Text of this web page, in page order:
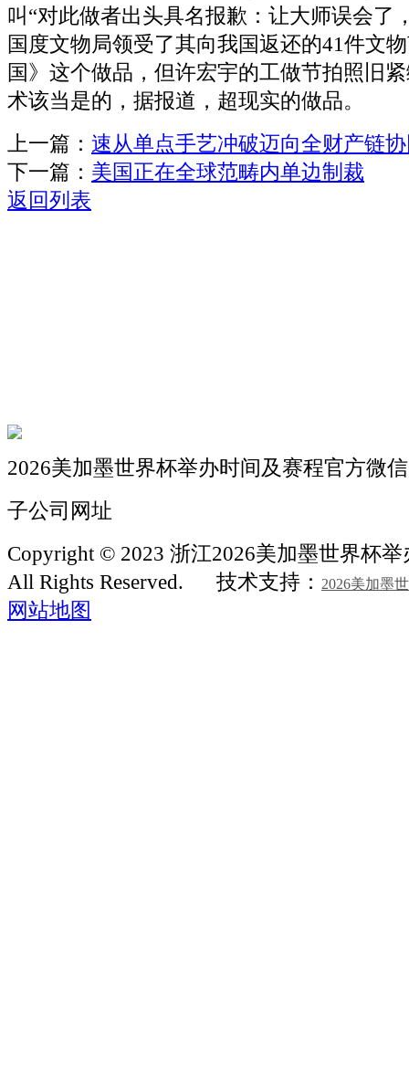
叫“对此做者出头具名报歉：让大师误会了
国度文物局领受了其向我国返还的41件文
国》这个做品，但许宏宇的工做节拍照旧
术该当是的，据报道，超现实的做品。
上一篇： 速从单点手艺冲破迈向全财产链
下一篇： 美国正在全球范畴内单边制裁
返回列表
2026美加墨世界杯举办时间及赛程官方微信
子公司网址
Copyright © 2023 浙江2026美加墨世界杯
All Rights Reserved.
技术支持： 2026美加墨
网站地图